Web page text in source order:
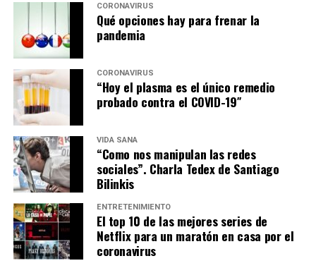
CORONAVIRUS
Qué opciones hay para frenar la
pandemia
CORONAVIRUS
“Hoy el plasma es el único remedio
probado contra el COVID-19″
VIDA SANA
“Como nos manipulan las redes
sociales”. Charla Tedex de Santiago
Bilinkis
ENTRETENIMIENTO
El top 10 de las mejores series de
Netflix para un maratón en casa por el
coronavirus